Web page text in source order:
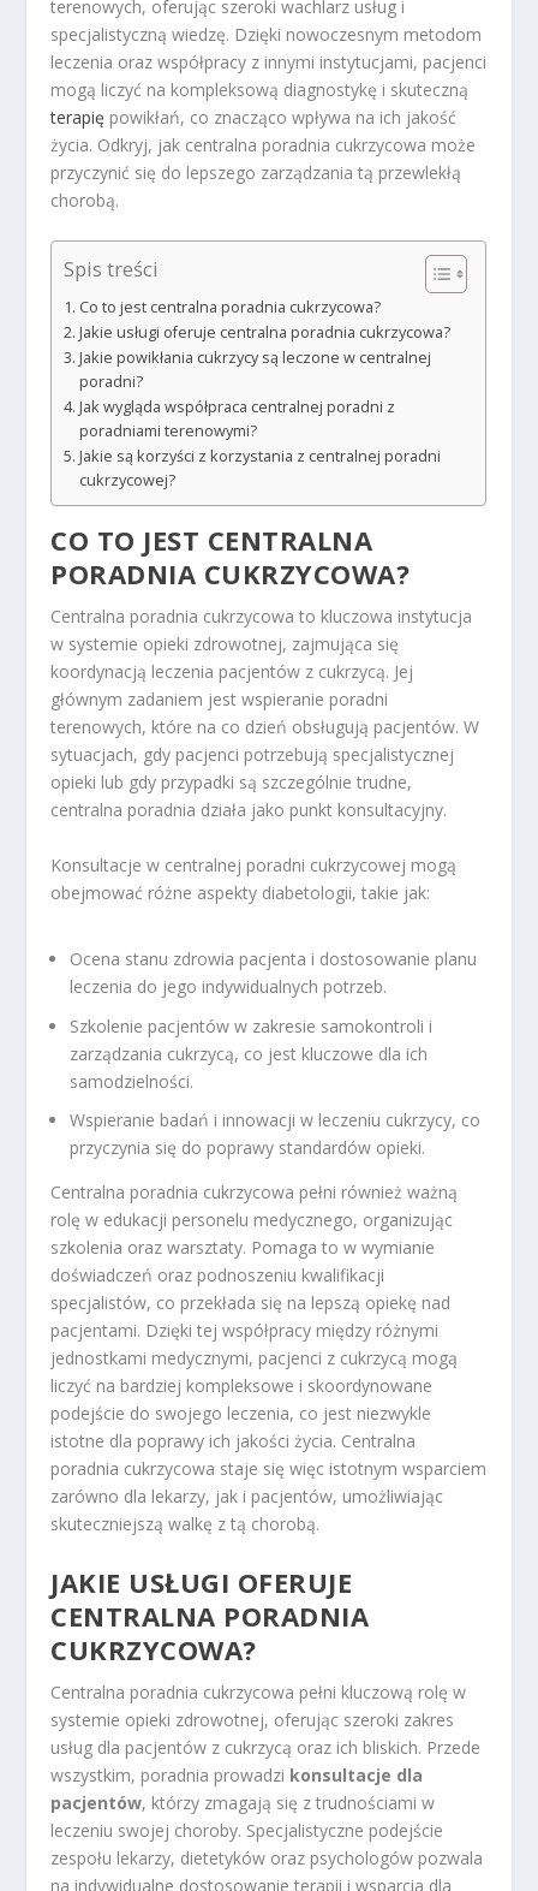
terenowych, oferując szeroki wachlarz usług i
specjalistyczną wiedzę. Dzięki nowoczesnym metodom
leczenia oraz współpracy z innymi instytucjami, pacjenci
mogą liczyć na kompleksową diagnostykę i skuteczną
terapię powikłań, co znacząco wpływa na ich jakość
życia. Odkryj, jak centralna poradnia cukrzycowa może
przyczynić się do lepszego zarządzania tą przewlekłą
chorobą.
Spis treści
Co to jest centralna poradnia cukrzycowa?
Jakie usługi oferuje centralna poradnia cukrzycowa?
Jakie powikłania cukrzycy są leczone w centralnej
poradni?
Jak wygląda współpraca centralnej poradni z
poradniami terenowymi?
Jakie są korzyści z korzystania z centralnej poradni
cukrzycowej?
CO TO JEST CENTRALNA
PORADNIA CUKRZYCOWA?
Centralna poradnia cukrzycowa to kluczowa instytucja
w systemie opieki zdrowotnej, zajmująca się
koordynacją leczenia pacjentów z cukrzycą. Jej
głównym zadaniem jest wspieranie poradni
terenowych, które na co dzień obsługują pacjentów. W
sytuacjach, gdy pacjenci potrzebują specjalistycznej
opieki lub gdy przypadki są szczególnie trudne,
centralna poradnia działa jako punkt konsultacyjny.
Konsultacje w centralnej poradni cukrzycowej mogą
obejmować różne aspekty diabetologii, takie jak:
Ocena stanu zdrowia pacjenta i dostosowanie planu
leczenia do jego indywidualnych potrzeb.
Szkolenie pacjentów w zakresie samokontroli i
zarządzania cukrzycą, co jest kluczowe dla ich
samodzielności.
Wspieranie badań i innowacji w leczeniu cukrzycy, co
przyczynia się do poprawy standardów opieki.
Centralna poradnia cukrzycowa pełni również ważną
rolę w edukacji personelu medycznego, organizując
szkolenia oraz warsztaty. Pomaga to w wymianie
doświadczeń oraz podnoszeniu kwalifikacji
specjalistów, co przekłada się na lepszą opiekę nad
pacjentami. Dzięki tej współpracy między różnymi
jednostkami medycznymi, pacjenci z cukrzycą mogą
liczyć na bardziej kompleksowe i skoordynowane
podejście do swojego leczenia, co jest niezwykle
istotne dla poprawy ich jakości życia. Centralna
poradnia cukrzycowa staje się więc istotnym wsparciem
zarówno dla lekarzy, jak i pacjentów, umożliwiając
skuteczniejszą walkę z tą chorobą.
JAKIE USŁUGI OFERUJE
CENTRALNA PORADNIA
CUKRZYCOWA?
Centralna poradnia cukrzycowa pełni kluczową rolę w
systemie opieki zdrowotnej, oferując szeroki zakres
usług dla pacjentów z cukrzycą oraz ich bliskich. Przede
wszystkim, poradnia prowadzi konsultacje dla
pacjentów, którzy zmagają się z trudnościami w
leczeniu swojej choroby. Specjalistyczne podejście
zespołu lekarzy, dietetyków oraz psychologów pozwala
na indywidualne dostosowanie terapii i wsparcia dla